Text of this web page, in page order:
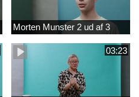
Morten Munster 2 ud af 3
03:23